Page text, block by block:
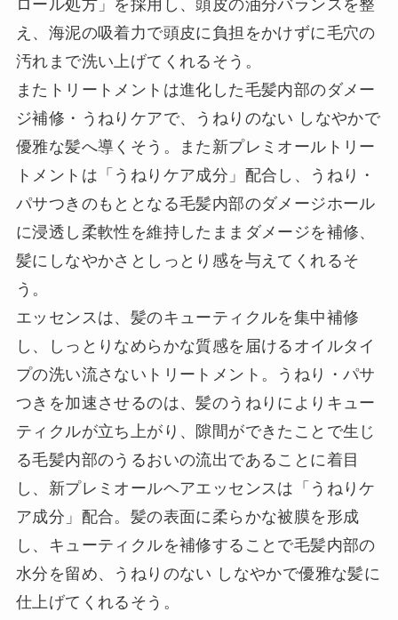
ロール処方」を採用し、頭皮の油分バランスを整
え、海泥の吸着力で頭皮に負担をかけずに毛穴の
汚れまで洗い上げてくれるそう。
またトリートメントは進化した毛髪内部のダメー
ジ補修・うねりケアで、うねりのない しなやかで
優雅な髪へ導くそう。また新プレミオールトリー
トメントは「うねりケア成分」配合し、うねり・
パサつきのもととなる毛髪内部のダメージホール
に浸透し柔軟性を維持したままダメージを補修、
髪にしなやかさとしっとり感を与えてくれるそ
う。
エッセンスは、髪のキューティクルを集中補修
し、しっとりなめらかな質感を届けるオイルタイ
プの洗い流さないトリートメント。うねり・パサ
つきを加速させるのは、髪のうねりによりキュー
ティクルが立ち上がり、隙間ができたことで生じ
る毛髪内部のうるおいの流出であることに着目
し、新プレミオールヘアエッセンスは「うねりケ
ア成分」配合。髪の表面に柔らかな被膜を形成
し、キューティクルを補修することで毛髪内部の
水分を留め、うねりのない しなやかで優雅な髪に
仕上げてくれるそう。